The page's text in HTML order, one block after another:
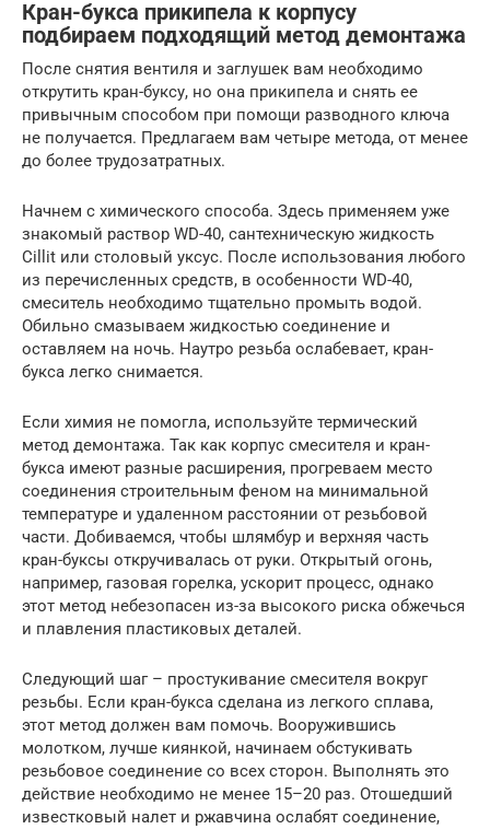
Кран-букса прикипела к корпусу
подбираем подходящий метод демонтажа
После снятия вентиля и заглушек вам необходимо
открутить кран-буксу, но она прикипела и снять ее
привычным способом при помощи разводного ключа
не получается. Предлагаем вам четыре метода, от менее
до более трудозатратных.
Начнем с химического способа. Здесь применяем уже
знакомый раствор WD-40, сантехническую жидкость
Сillit или столовый уксус. После использования любого
из перечисленных средств, в особенности WD-40,
смеситель необходимо тщательно промыть водой.
Обильно смазываем жидкостью соединение и
оставляем на ночь. Наутро резьба ослабевает, кран-
букса легко снимается.
Если химия не помогла, используйте термический
метод демонтажа. Так как корпус смесителя и кран-
букса имеют разные расширения, прогреваем место
соединения строительным феном на минимальной
температуре и удаленном расстоянии от резьбовой
части. Добиваемся, чтобы шлямбур и верхняя часть
кран-буксы откручивалась от руки. Открытый огонь,
например, газовая горелка, ускорит процесс, однако
этот метод небезопасен из-за высокого риска обжечься
и плавления пластиковых деталей.
Следующий шаг – простукивание смесителя вокруг
резьбы. Если кран-букса сделана из легкого сплава,
этот метод должен вам помочь. Вооружившись
молотком, лучше киянкой, начинаем обстукивать
резьбовое соединение со всех сторон. Выполнять это
действие необходимо не менее 15–20 раз. Отошедший
известковый налет и ржавчина ослабят соединение,